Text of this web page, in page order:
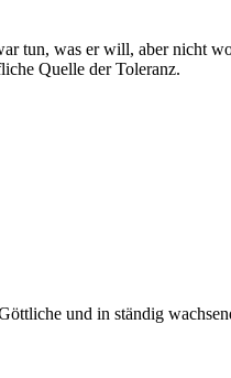
tun, was er will, aber nicht
Quelle der Toleranz.
und in ständig